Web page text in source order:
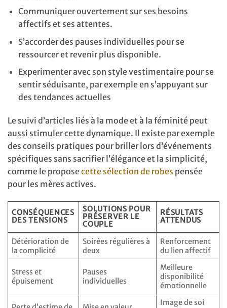
Communiquer ouvertement sur ses besoins
affectifs et ses attentes.
S’accorder des pauses individuelles pour se
ressourcer et revenir plus disponible.
Experimenter avec son style vestimentaire pour se
sentir séduisante, par exemple en s’appuyant sur
des tendances actuelles
Le suivi d’articles liés à la mode et à la féminité peut
aussi stimuler cette dynamique. Il existe par exemple
des conseils pratiques pour briller lors d’événements
spécifiques sans sacrifier l’élégance et la simplicité,
comme le proposecette sélection de robes pensée
pour les mères actives.
CONSÉQUENCES
DES TENSIONS
SOLUTIONS POUR
PRÉSERVER LE
COUPLE
RÉSULTATS
ATTENDUS
Détérioration de
la complicité
Soirées régulières à
deux
Renforcement
du lien affectif
Stress et
épuisement
Pauses
individuelles
Meilleure
disponibilité
émotionnelle
Image de soi